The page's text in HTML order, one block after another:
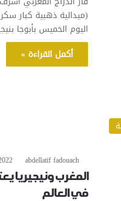
(ميدالية ذهبية كبار
اليوم الخميس بأبوجا
أكمل القراءة »
abdellatif fadouach
المغرب ونيجيريا
في العالم